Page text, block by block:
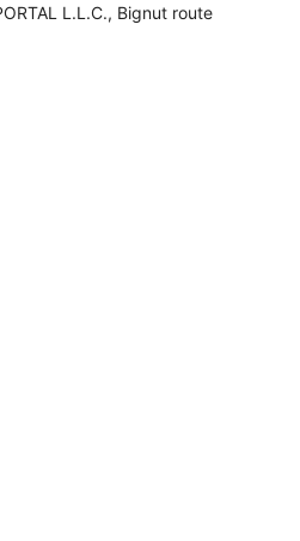
L.L.C., Bignut route